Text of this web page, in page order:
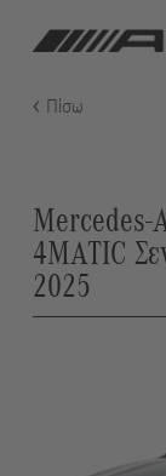
Πίσω
Mercedes-
4MATIC
2025